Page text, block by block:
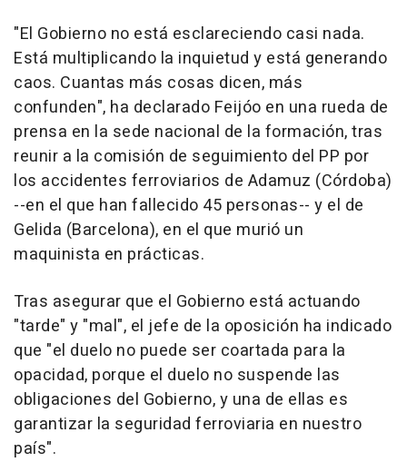
"El Gobierno no está esclareciendo casi nada.
Está multiplicando la inquietud y está generando
caos. Cuantas más cosas dicen, más
confunden", ha declarado Feijóo en una rueda de
prensa en la sede nacional de la formación, tras
reunir a la comisión de seguimiento del PP por
los accidentes ferroviarios de Adamuz (Córdoba)
--en el que han fallecido 45 personas-- y el de
Gelida (Barcelona), en el que murió un
maquinista en prácticas.
Tras asegurar que el Gobierno está actuando
"tarde" y "mal", el jefe de la oposición ha indicado
que "el duelo no puede ser coartada para la
opacidad, porque el duelo no suspende las
obligaciones del Gobierno, y una de ellas es
garantizar la seguridad ferroviaria en nuestro
país".